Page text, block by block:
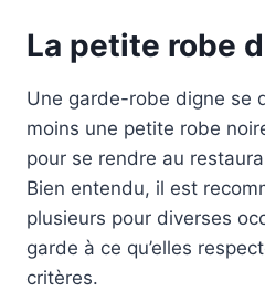
La petite robe
Une garde-robe digne se
moins une petite robe
pour se rendre au
Bien entendu, il est
plusieurs pour diverses
garde à ce qu’elles
critères.